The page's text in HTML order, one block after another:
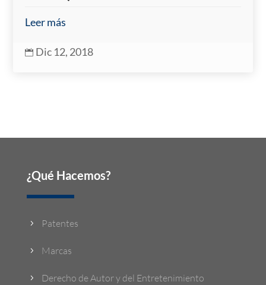
Leer más
 Dic 12, 2018
¿Qué Hacemos?
5 Patentes
5 Marcas
5 Derecho de Autor y del Entretenimiento